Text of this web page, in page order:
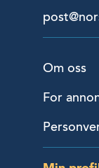
Om oss
For